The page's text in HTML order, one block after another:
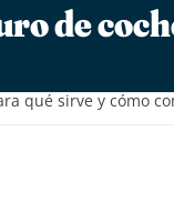
de
qué sirve y cómo